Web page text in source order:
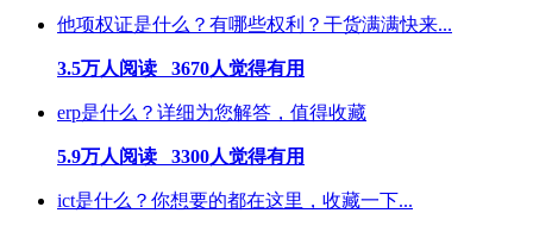
他项权证是什么？有哪些权利？干货满满快来...
3.5万人阅读 3670人觉得有用
erp是什么？详细为您解答，值得收藏
5.9万人阅读 3300人觉得有用
ict是什么？你想要的都在这里，收藏一下...